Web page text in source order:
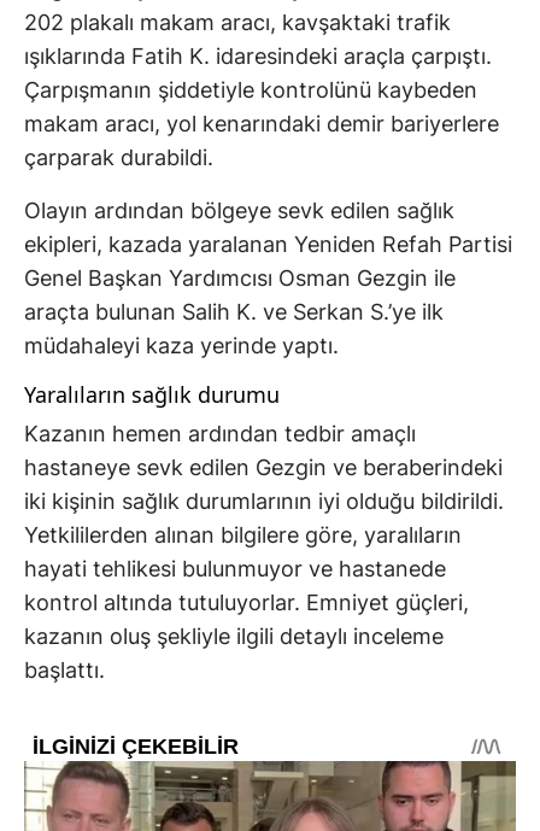
202 plakalı makam aracı, kavşaktaki trafik
ışıklarında Fatih K. idaresindeki araçla çarpıştı.
Çarpışmanın şiddetiyle kontrolünü kaybeden
makam aracı, yol kenarındaki demir bariyerlere
çarparak durabildi.
Olayın ardından bölgeye sevk edilen sağlık
ekipleri, kazada yaralanan Yeniden Refah Partisi
Genel Başkan Yardımcısı Osman Gezgin ile
araçta bulunan Salih K. ve Serkan S.’ye ilk
müdahaleyi kaza yerinde yaptı.
Yaralıların sağlık durumu
Kazanın hemen ardından tedbir amaçlı
hastaneye sevk edilen Gezgin ve beraberindeki
iki kişinin sağlık durumlarının iyi olduğu bildirildi.
Yetkililerden alınan bilgilere göre, yaralıların
hayati tehlikesi bulunmuyor ve hastanede
kontrol altında tutuluyorlar. Emniyet güçleri,
kazanın oluş şekliyle ilgili detaylı inceleme
başlattı.